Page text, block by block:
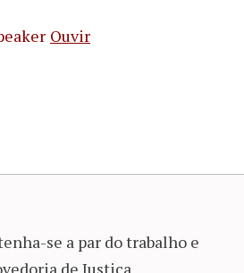
Ouvir
se a par do trabalho e
de Justiça